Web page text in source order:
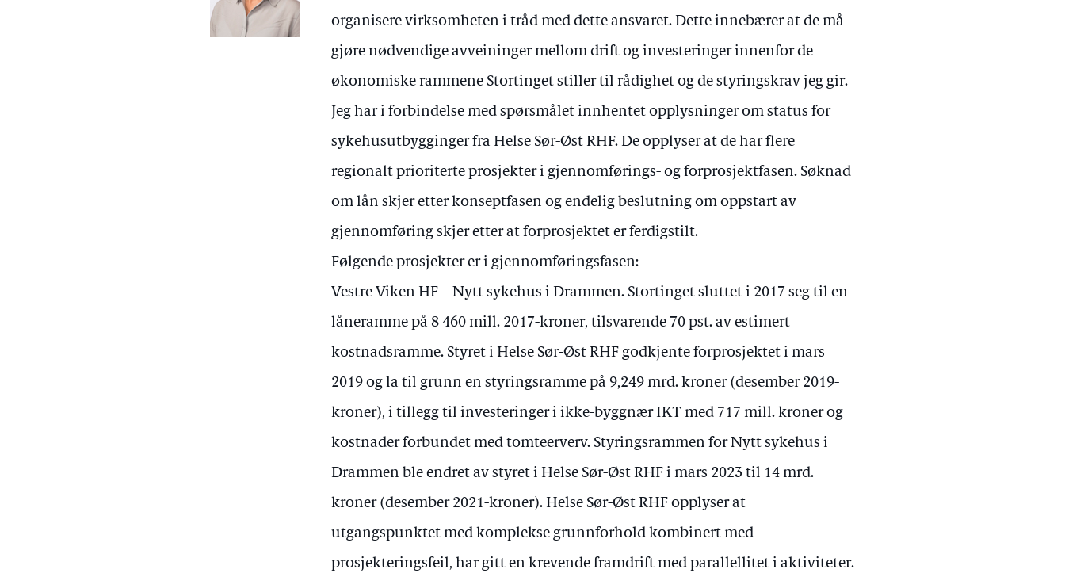
organisere virksomheten i tråd med dette ansvaret. Dette innebærer at de må
gjøre nødvendige avveininger mellom drift og investeringer innenfor de
økonomiske rammene Stortinget stiller til rådighet og de styringskrav jeg gir.
Jeg har i forbindelse med spørsmålet innhentet opplysninger om status for
sykehusutbygginger fra Helse Sør-Øst RHF. De opplyser at de har flere
regionalt prioriterte prosjekter i gjennomførings- og forprosjektfasen. Søknad
om lån skjer etter konseptfasen og endelig beslutning om oppstart av
gjennomføring skjer etter at forprosjektet er ferdigstilt.
Følgende prosjekter er i gjennomføringsfasen:
Vestre Viken HF – Nytt sykehus i Drammen. Stortinget sluttet i 2017 seg til en
låneramme på 8 460 mill. 2017-kroner, tilsvarende 70 pst. av estimert
kostnadsramme. Styret i Helse Sør-Øst RHF godkjente forprosjektet i mars
2019 og la til grunn en styringsramme på 9,249 mrd. kroner (desember 2019-
kroner), i tillegg til investeringer i ikke-byggnær IKT med 717 mill. kroner og
kostnader forbundet med tomteerverv. Styringsrammen for Nytt sykehus i
Drammen ble endret av styret i Helse Sør-Øst RHF i mars 2023 til 14 mrd.
kroner (desember 2021-kroner). Helse Sør-Øst RHF opplyser at
utgangspunktet med komplekse grunnforhold kombinert med
prosjekteringsfeil, har gitt en krevende framdrift med parallellitet i aktiviteter.